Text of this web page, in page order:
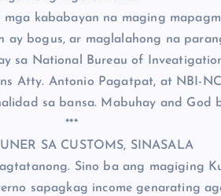
kababayan na maging
ay bogus, ar maglalahong na
sa National Bureau of
Atty. Antonio Pagatpat, at NBI-
sa bansa. Mabuhay and God
***
SA CUSTOMS, SINASALA
Sino ba ang magiging
sapagkag income genarating